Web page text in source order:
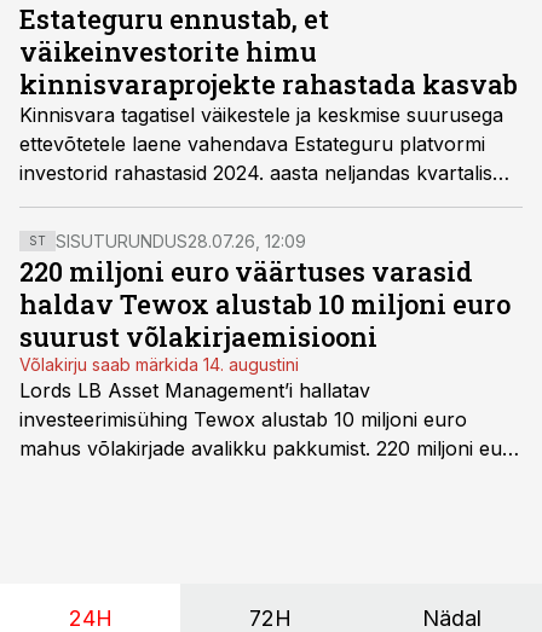
Estateguru ennustab, et
väikeinvestorite himu
kinnisvaraprojekte rahastada kasvab
Kinnisvara tagatisel väikestele ja keskmise suurusega
ettevõtetele laene vahendava Estateguru platvormi
investorid rahastasid 2024. aasta neljandas kvartalis
uusi kinnisvaraprojekte 20,6 miljoni euroga.
Väljamakseid tehti investoritele 36,3 miljoni euro
ulatuses, sellest enam kui 3 miljonit moodustas
intressitulu.
ST SISUTURUNDUS28.07.26, 12:09
220 miljoni euro väärtuses varasid
haldav Tewox alustab 10 miljoni euro
suurust võlakirjaemisiooni
Võlakirju saab märkida 14. augustini
Lords LB Asset Management’i hallatav
investeerimisühing Tewox alustab 10 miljoni euro
mahus võlakirjade avalikku pakkumist. 220 miljoni euro
24H 72H Nädal